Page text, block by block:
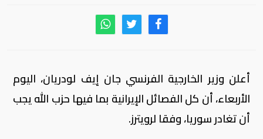
أعلن وزير الخارجية الفرنسي جان إيف لودريان، اليوم
الأربعاء، أن كل الفصائل الإيرانية بما فيها حزب الله يجب
أن تغادر سوريا، وفقا لرويترز.